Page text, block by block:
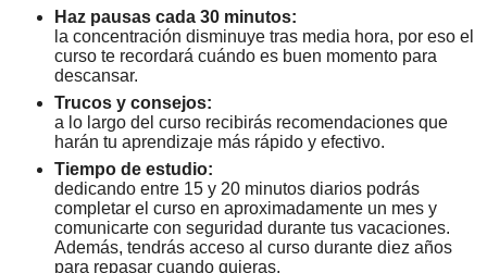
Haz pausas cada 30 minutos:
la concentración disminuye tras media hora, por eso el
curso te recordará cuándo es buen momento para
descansar.
Trucos y consejos:
a lo largo del curso recibirás recomendaciones que
harán tu aprendizaje más rápido y efectivo.
Tiempo de estudio:
dedicando entre 15 y 20 minutos diarios podrás
completar el curso en aproximadamente un mes y
comunicarte con seguridad durante tus vacaciones.
Además, tendrás acceso al curso durante diez años
para repasar cuando quieras.